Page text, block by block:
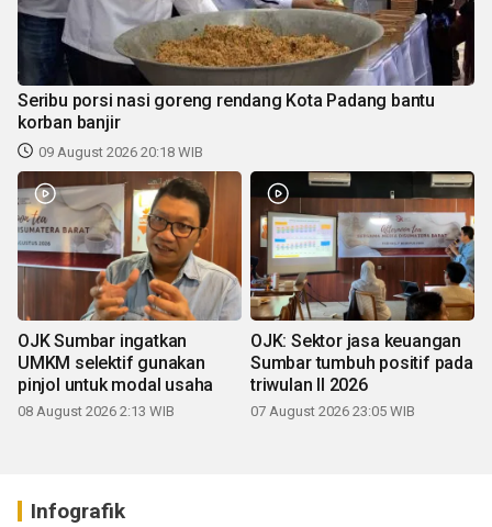
Seribu porsi nasi goreng rendang Kota Padang bantu
korban banjir
09 August 2026 20:18 WIB
OJK Sumbar ingatkan
UMKM selektif gunakan
pinjol untuk modal usaha
08 August 2026 2:13 WIB
OJK: Sektor jasa keuangan
Sumbar tumbuh positif pada
triwulan II 2026
07 August 2026 23:05 WIB
Infografik